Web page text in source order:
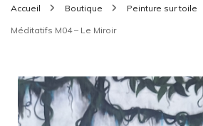
Accueil Boutique Peinture sur toile
Méditatifs M04 – Le Miroir